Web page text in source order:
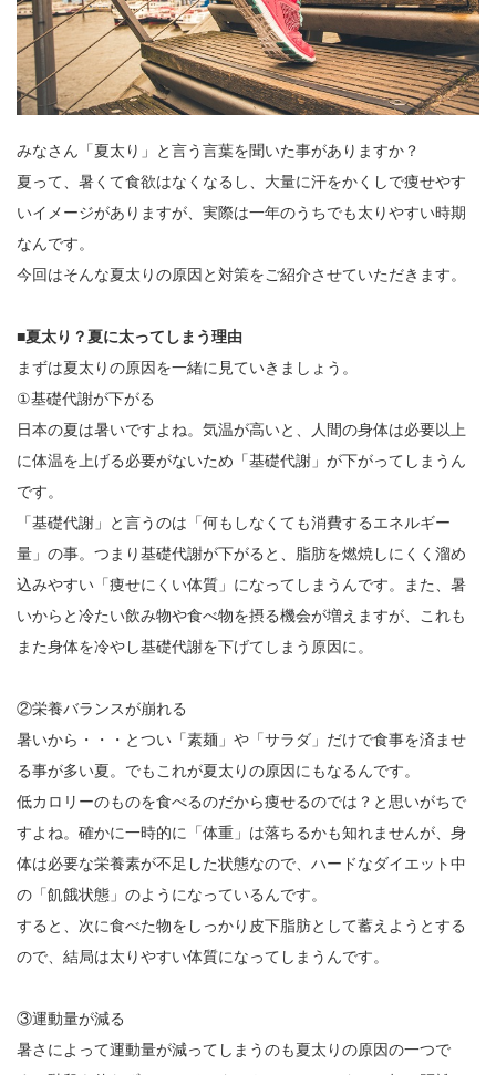
みなさん「夏太り」と言う言葉を聞いた事がありますか？
夏って、暑くて食欲はなくなるし、大量に汗をかくしで痩せやす
いイメージがありますが、実際は一年のうちでも太りやすい時期
なんです。
今回はそんな夏太りの原因と対策をご紹介させていただきます。
■夏太り？夏に太ってしまう理由
まずは夏太りの原因を一緒に見ていきましょう。
①基礎代謝が下がる
日本の夏は暑いですよね。気温が高いと、人間の身体は必要以上
に体温を上げる必要がないため「基礎代謝」が下がってしまうん
です。
「基礎代謝」と言うのは「何もしなくても消費するエネルギー
量」の事。つまり基礎代謝が下がると、脂肪を燃焼しにくく溜め
込みやすい「痩せにくい体質」になってしまうんです。また、暑
いからと冷たい飲み物や食べ物を摂る機会が増えますが、これも
また身体を冷やし基礎代謝を下げてしまう原因に。
②栄養バランスが崩れる
暑いから・・・とつい「素麺」や「サラダ」だけで食事を済ませ
る事が多い夏。でもこれが夏太りの原因にもなるんです。
低カロリーのものを食べるのだから痩せるのでは？と思いがちで
すよね。確かに一時的に「体重」は落ちるかも知れませんが、身
体は必要な栄養素が不足した状態なので、ハードなダイエット中
の「飢餓状態」のようになっているんです。
すると、次に食べた物をしっかり皮下脂肪として蓄えようとする
ので、結局は太りやすい体質になってしまうんです。
③運動量が減る
暑さによって運動量が減ってしまうのも夏太りの原因の一つで